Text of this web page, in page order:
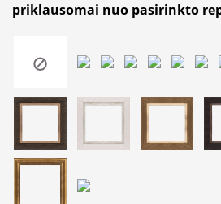
priklausomai nuo pasirinkto